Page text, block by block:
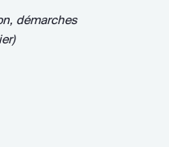
démarches